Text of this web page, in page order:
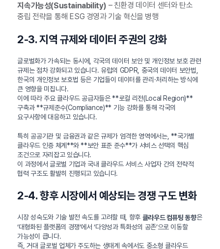
지속가능성(Sustainability) – 친환경 데이터 센터와 탄소
중립 전략을 통해 ESG 경영과 기술 혁신을 병행
2-3. 지역 규제와 데이터 주권의 강화
글로벌화가 가속되는 동시에, 각국의 데이터 보안 및 개인정보 보호 관련
규제는 점차 강화되고 있습니다. 유럽의 GDPR, 중국의 데이터 보안법,
한국의 개인정보 보호법 등은 기업들이 데이터를 관리·처리하는 방식에
큰 영향을 미칩니다.
이에 따라 주요 클라우드 공급자들은 **로컬 리전(Local Region)**
구축과 **규제준수(Compliance)** 기능 강화를 통해 각국의
요구사항에 대응하고 있습니다.
특히 공공기관 및 금융권과 같은 규제가 엄격한 영역에서는, **국가별
클라우드 인증 체계**와 **보안 표준 준수**가 서비스 선택의 핵심
조건으로 자리잡고 있습니다.
이 과정에서 글로벌 기업과 국내 클라우드 서비스 사업자 간의 전략적
협력 구조도 활발히 진행되고 있습니다.
2-4. 향후 시장에서 예상되는 경쟁 구도 변화
시장 성숙도와 기술 발전 속도를 고려할 때, 향후 클라우드 컴퓨팅 동향은
‘대형화된 플랫폼의 경쟁’에서 ‘다양성과 특화성의 공존’으로 이동할
가능성이 큽니다.
즉, 거대 글로벌 업체가 주도하는 생태계 속에서도 중소형 클라우드